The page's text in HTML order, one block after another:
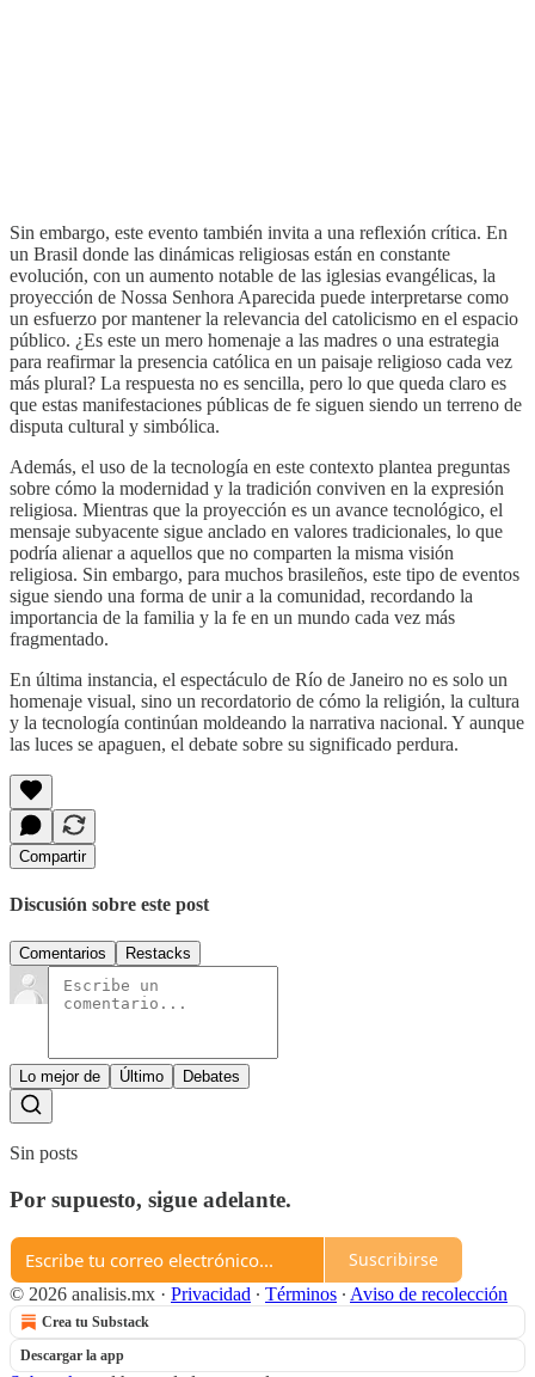
Sin embargo, este evento también invita a una reflexión crítica. En
un Brasil donde las dinámicas religiosas están en constante
evolución, con un aumento notable de las iglesias evangélicas, la
proyección de Nossa Senhora Aparecida puede interpretarse como
un esfuerzo por mantener la relevancia del catolicismo en el espacio
público. ¿Es este un mero homenaje a las madres o una estrategia
para reafirmar la presencia católica en un paisaje religioso cada vez
más plural? La respuesta no es sencilla, pero lo que queda claro es
que estas manifestaciones públicas de fe siguen siendo un terreno de
disputa cultural y simbólica.
Además, el uso de la tecnología en este contexto plantea preguntas
sobre cómo la modernidad y la tradición conviven en la expresión
religiosa. Mientras que la proyección es un avance tecnológico, el
mensaje subyacente sigue anclado en valores tradicionales, lo que
podría alienar a aquellos que no comparten la misma visión
religiosa. Sin embargo, para muchos brasileños, este tipo de eventos
sigue siendo una forma de unir a la comunidad, recordando la
importancia de la familia y la fe en un mundo cada vez más
fragmentado.
En última instancia, el espectáculo de Río de Janeiro no es solo un
homenaje visual, sino un recordatorio de cómo la religión, la cultura
y la tecnología continúan moldeando la narrativa nacional. Y aunque
las luces se apaguen, el debate sobre su significado perdura.
Compartir
Discusión sobre este post
Comentarios Restacks
Lo mejor de Último Debates
Sin posts
Por supuesto, sigue adelante.
Suscribirse
© 2026 analisis.mx · Privacidad ∙ Términos ∙ Aviso de recolección
Crea tu Substack
Descargar la app